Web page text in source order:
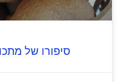
סיפורו של